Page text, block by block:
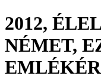
2012,
NÉMET,